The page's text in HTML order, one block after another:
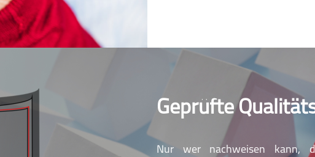
Geprüfte
Nur wer nachweisen kann,